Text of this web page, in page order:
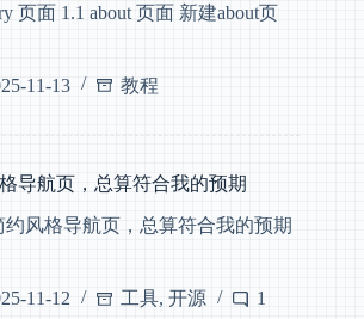
页面 1.1 about 页面 新建about页
11-13 教程
导航页，总算符合我的预期
风格导航页，总算符合我的预期
11-12 工具, 开源 1